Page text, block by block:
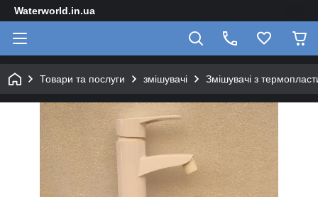
Waterworld.in.ua
Товари та послуги змішувачі Змішувачі з